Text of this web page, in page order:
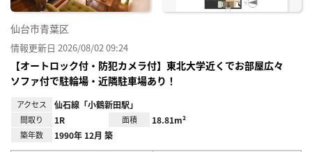
仙台市青葉区
情報更新日 2026/08/02 09:24
【オートロック付・防犯カメラ付】東北大学近くでお部屋広々
ソファ付で駐輪場・近隣駐車場あり！
アクセス 仙石線「小鶴新田駅」
間取り 1R 面積 18.81m²
築年数 1990年 12月 築